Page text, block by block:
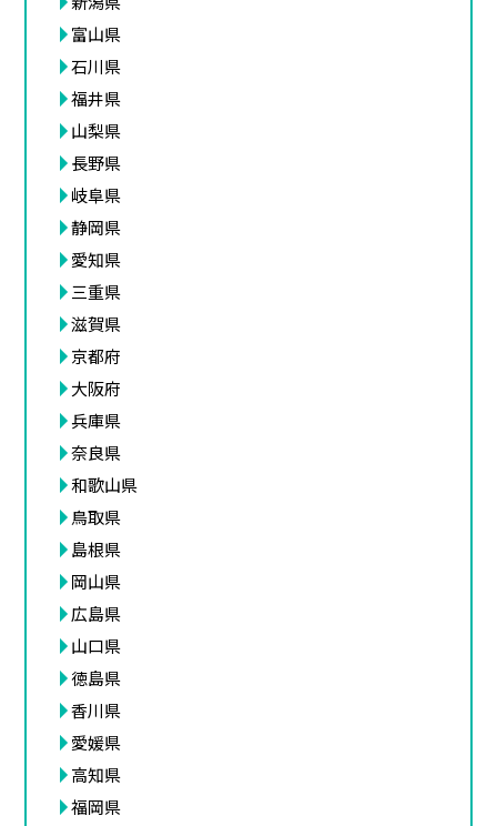
富山県
石川県
福井県
山梨県
長野県
岐阜県
静岡県
愛知県
三重県
滋賀県
京都府
大阪府
兵庫県
奈良県
和歌山県
鳥取県
島根県
岡山県
広島県
山口県
徳島県
香川県
愛媛県
高知県
福岡県